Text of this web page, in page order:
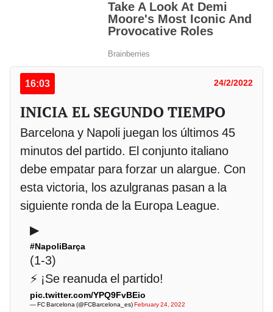
16:03 24/2/2022
INICIA EL SEGUNDO TIEMPO
Barcelona y Napoli juegan los últimos 45
minutos del partido. El conjunto italiano
debe empatar para forzar un alargue. Con
esta victoria, los azulgranas pasan a la
siguiente ronda de la Europa League.
▶
#NapoliBarça
(1-3)
⚡ ¡Se reanuda el partido!
pic.twitter.com/YPQ9FvBEio
— FC Barcelona (@FCBarcelona_es)February 24, 2022